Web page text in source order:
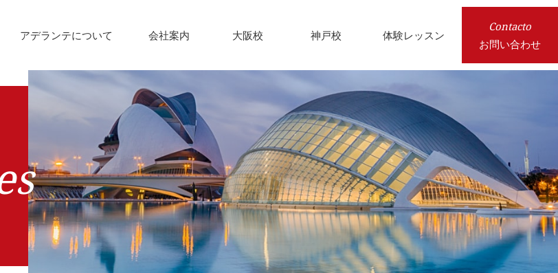
アデランテについて 会社案内 大阪校 神戸校 体験レッスン
Contacto
お問い合わせ